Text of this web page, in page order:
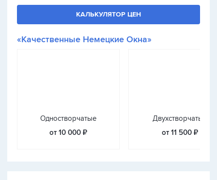
КАЛЬКУЛЯТОР ЦЕН
«Качественные Немецкие Окна»
Одностворчатые
от 10 000 ₽
Двухстворчатые
от 11 500 ₽